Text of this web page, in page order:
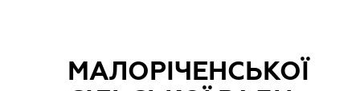
МАЛОРІЧЕНСЬКОЇ